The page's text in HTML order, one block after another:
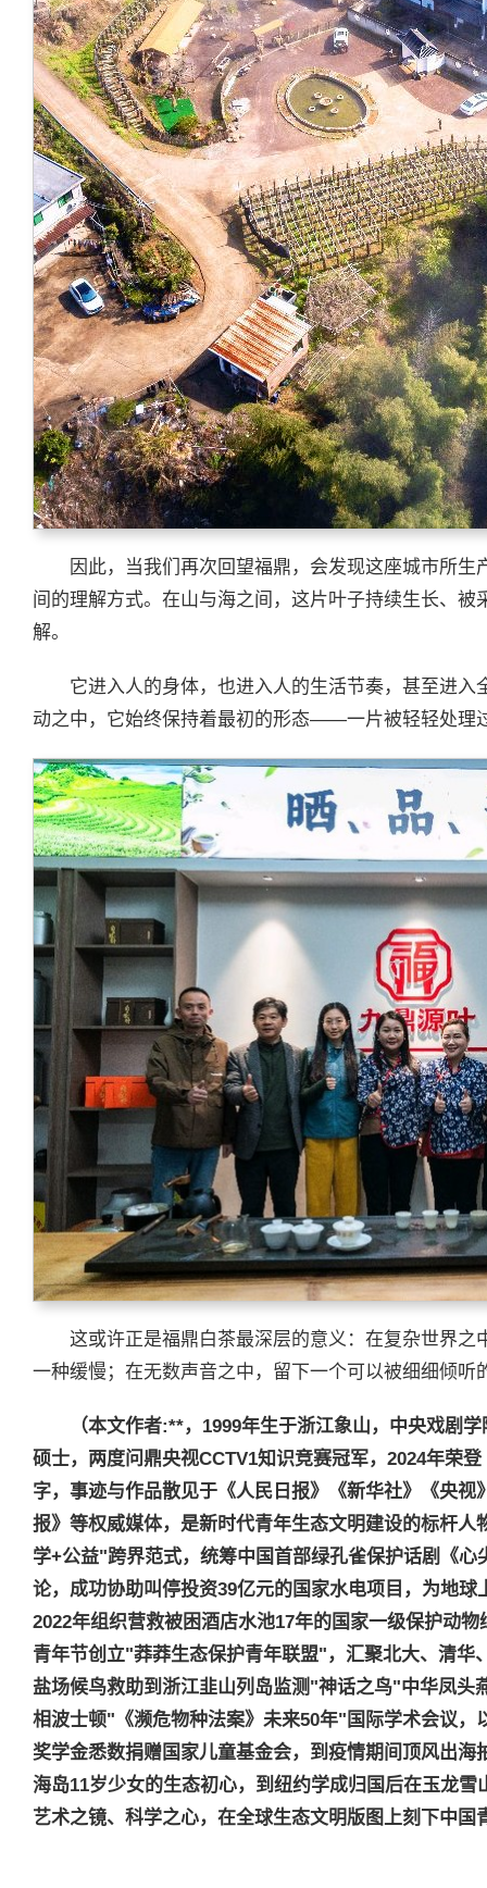
因此，当我们再次回望福鼎，会发现这座城市所
间的理解方式。在山与海之间，这片叶子持续生长、
解。
它进入人的身体，也进入人的生活节奏，甚至进
动之中，它始终保持着最初的形态——一片被轻轻处理
这或许正是福鼎白茶最深层的意义：在复杂世界
一种缓慢；在无数声音之中，留下一个可以被细细倾听
（本文作者:**， 1999年生于浙江象山，中央戏剧
硕士，两度问鼎央视CCTV1知识竞赛冠军， 2024年荣登
字，事迹与作品散见于《人民日报》《新华社》《央
报》等权威媒体，是新时代青年生态文明建设的标杆人
学+公益"跨界范式，统筹中国首部绿孔雀保护话剧《
论，成功协助叫停投资39亿元的国家水电项目，为地球
2022年组织营救被困酒店水池17年的国家一级保护动
青年节创立"莽莽生态保护青年联盟" ，汇聚北大、清华
盐场候鸟救助到浙江韭山列岛监测 "神话之鸟"中华凤头
相波士顿" 《濒危物种法案》未来50年" 国际学术会议，
奖学金悉数捐赠国家儿童基金会，到疫情期间顶风出
海岛11岁少女的生态初心，到纽约学成归国后在玉龙雪
艺术之镜、科学之心，在全球生态文明版图上刻下中国